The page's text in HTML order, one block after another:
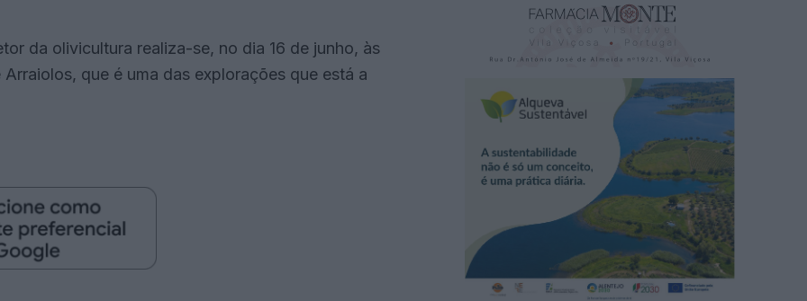
da olivicultura realiza-se, no dia 16 de junho, às
que é uma das explorações que está a